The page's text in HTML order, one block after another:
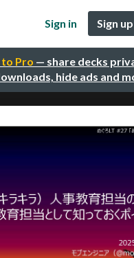
Pro — share decks
hide ads and
Sign in Sign